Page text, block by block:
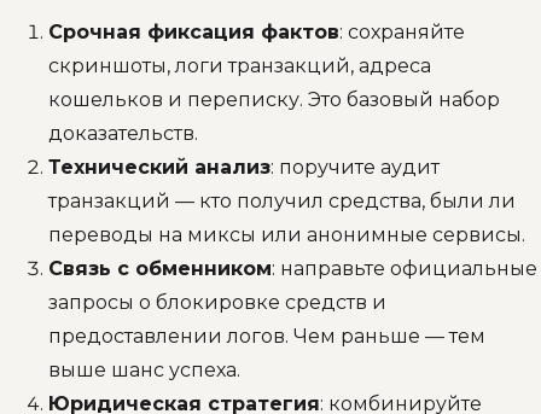
Срочная фиксация фактов: сохраняйте
скриншоты, логи транзакций, адреса
кошельков и переписку. Это базовый набор
доказательств.
Технический анализ: поручите аудит
транзакций — кто получил средства, были ли
переводы на миксы или анонимные сервисы.
Связь с обменником: направьте официальные
запросы о блокировке средств и
предоставлении логов. Чем раньше — тем
выше шанс успеха.
Юридическая стратегия: комбинируйте